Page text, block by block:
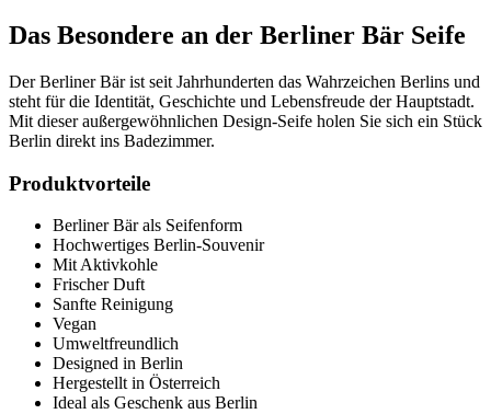
Das Besondere an der Berliner Bär Seife
Der Berliner Bär ist seit Jahrhunderten das Wahrzeichen Berlins und
steht für die Identität, Geschichte und Lebensfreude der Hauptstadt.
Mit dieser außergewöhnlichen Design-Seife holen Sie sich ein Stück
Berlin direkt ins Badezimmer.
Produktvorteile
Berliner Bär als Seifenform
Hochwertiges Berlin-Souvenir
Mit Aktivkohle
Frischer Duft
Sanfte Reinigung
Vegan
Umweltfreundlich
Designed in Berlin
Hergestellt in Österreich
Ideal als Geschenk aus Berlin